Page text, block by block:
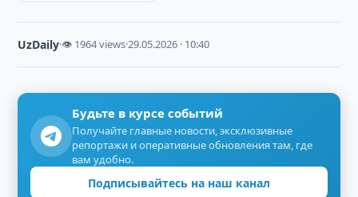
UzDaily·👁 1964 views·29.05.2026 · 10:40
Будьте в курсе событий
Получайте главные новости, эксклюзивные
репортажи и оперативные обновления там, где
вам удобно.
Подписывайтесь на наш канал